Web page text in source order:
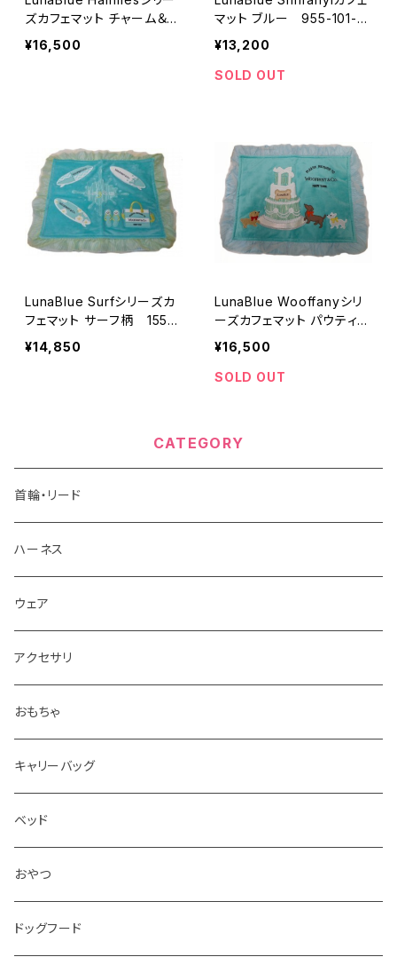
ズカフェマット チャーム＆ギ
フトボックス 155-217-10
¥16,500
マット ブルー 955-101-10
29
¥13,200
SOLD OUT
LunaBlue Surfシリーズカ
フェマット サーフ柄 155-2
11-1909
¥14,850
LunaBlue Wooffanyシリ
ーズカフェマット パウティー
ケーキDog 155-217-102
¥16,500
SOLD OUT
CATEGORY
首輪・リード
ハーネス
ウェア
アクセサリ
おもちゃ
キャリーバッグ
ベッド
おやつ
ドッグフード